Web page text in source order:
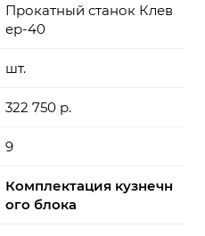
Прокатный станок Клев
ер-40
шт.
322 750 р.
9
Комплектация кузнечн
ого блока